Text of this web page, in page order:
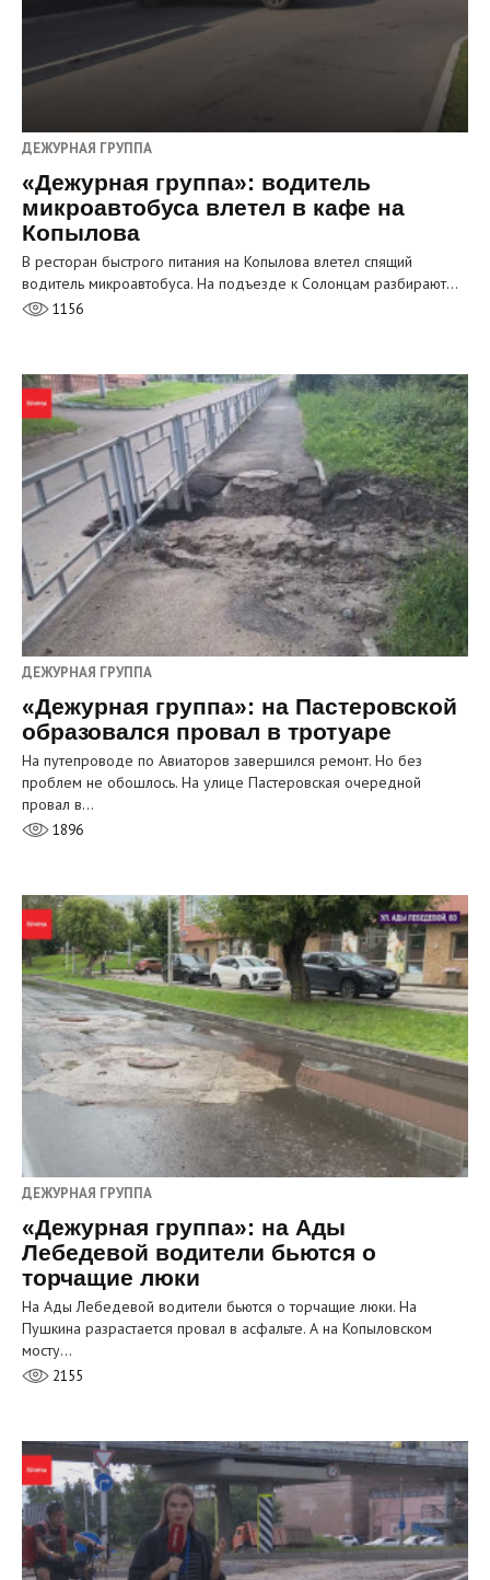
ДЕЖУРНАЯ ГРУППА
«Дежурная группа»: водитель
микроавтобуса влетел в кафе на
Копылова
В ресторан быстрого питания на Копылова влетел спящий
водитель микроавтобуса. На подъезде к Солонцам разбирают…
1156
ДЕЖУРНАЯ ГРУППА
«Дежурная группа»: на Пастеровской
образовался провал в тротуаре
На путепроводе по Авиаторов завершился ремонт. Но без
проблем не обошлось. На улице Пастеровская очередной
провал в…
1896
ДЕЖУРНАЯ ГРУППА
«Дежурная группа»: на Ады
Лебедевой водители бьются о
торчащие люки
На Ады Лебедевой водители бьются о торчащие люки. На
Пушкина разрастается провал в асфальте. А на Копыловском
мосту…
2155